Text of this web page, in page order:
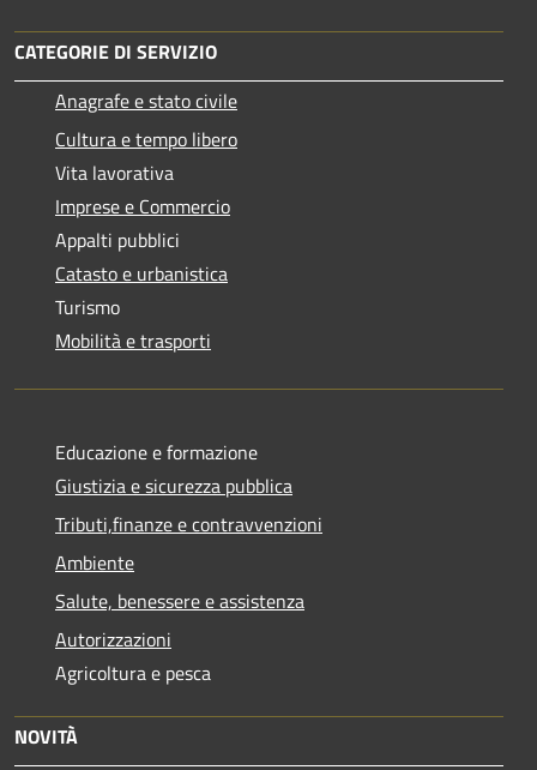
CATEGORIE DI SERVIZIO
Anagrafe e stato civile
Cultura e tempo libero
Vita lavorativa
Imprese e Commercio
Appalti pubblici
Catasto e urbanistica
Turismo
Mobilità e trasporti
Educazione e formazione
Giustizia e sicurezza pubblica
Tributi,finanze e contravvenzioni
Ambiente
Salute, benessere e assistenza
Autorizzazioni
Agricoltura e pesca
NOVITÀ